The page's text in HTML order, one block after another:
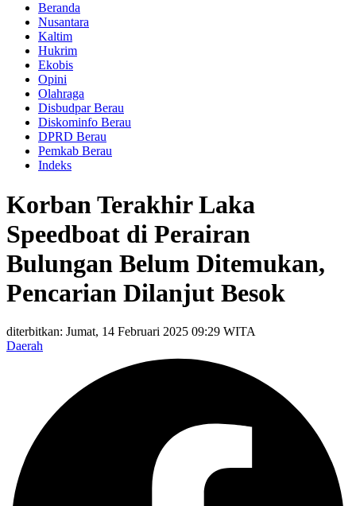
Beranda
Nusantara
Kaltim
Hukrim
Ekobis
Opini
Olahraga
Disbudpar Berau
Diskominfo Berau
DPRD Berau
Pemkab Berau
Indeks
Korban Terakhir Laka
Speedboat di Perairan
Bulungan Belum Ditemukan,
Pencarian Dilanjut Besok
diterbitkan: Jumat, 14 Februari 2025 09:29 WITA
Daerah